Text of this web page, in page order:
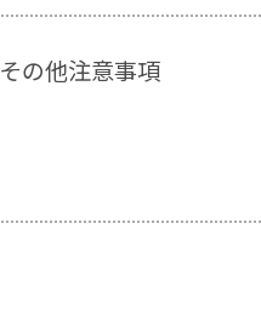
その他注意事項